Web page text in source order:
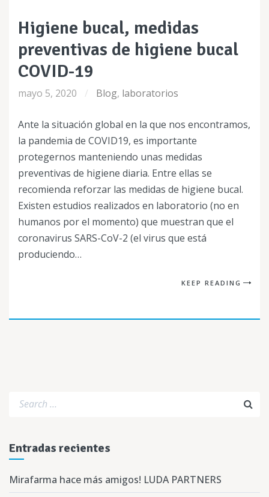
Higiene bucal, medidas
preventivas de higiene bucal
COVID-19
mayo 5, 2020 Blog, laboratorios
Ante la situación global en la que nos encontramos,
la pandemia de COVID19, es importante
protegernos manteniendo unas medidas
preventivas de higiene diaria. Entre ellas se
recomienda reforzar las medidas de higiene bucal.
Existen estudios realizados en laboratorio (no en
humanos por el momento) que muestran que el
coronavirus SARS-CoV-2 (el virus que está
produciendo…
KEEP READING
Entradas recientes
Mirafarma hace más amigos! LUDA PARTNERS